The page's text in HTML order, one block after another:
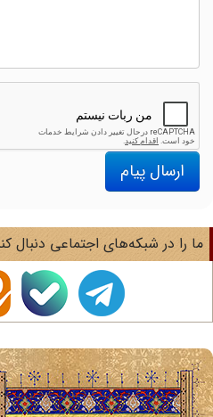
ارسال پیام
را در شبکه‌های اجتماعی دنبال کنید